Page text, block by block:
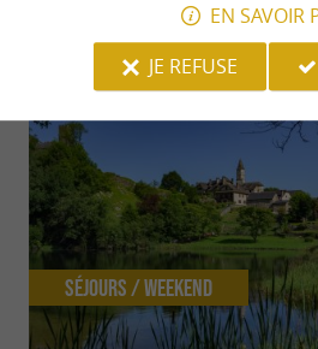
NOUS AVONS TESTÉ
Séjours / Weekend
EN SAVOIR
JE REFUSE